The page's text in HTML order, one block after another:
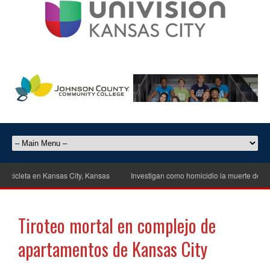
en Kansas City, Kansas Investigan como homicidio la muerte de un
Tiroteo mortal en complejo de
apartamentos de Kansas City